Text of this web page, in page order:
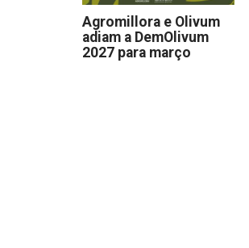
Agromillora e Olivum
adiam a DemOlivum
2027 para março